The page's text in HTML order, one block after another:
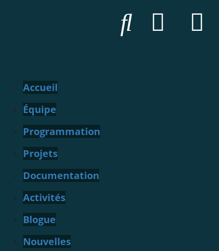
Accueil
Équipe
Programmation
Projets
Documentation
Activités
Blogue
Nouvelles